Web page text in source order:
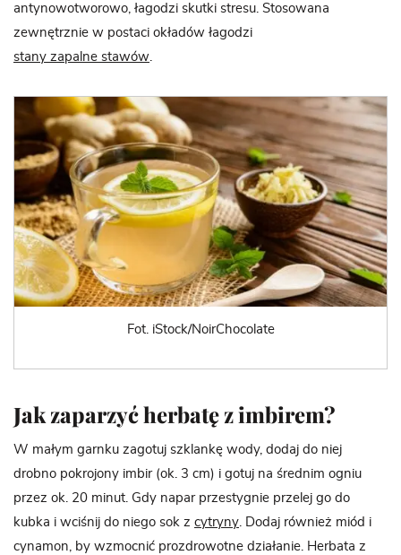
antynowotworowo, łagodzi skutki stresu. Stosowana
zewnętrznie w postaci okładów łagodzi
stany zapalne stawów
Fot. iStock/NoirChocolate
Jak zaparzyć herbatę z imbirem?
W małym garnku zagotuj szklankę wody, dodaj do niej
drobno pokrojony imbir (ok. 3 cm) i gotuj na średnim ogniu
przez ok. 20 minut. Gdy napar przestygnie przelej go do
kubka i wciśnij do niego sok z cytryny. Dodaj również miód i
cynamon, by wzmocnić prozdrowotne działanie. Herbata z